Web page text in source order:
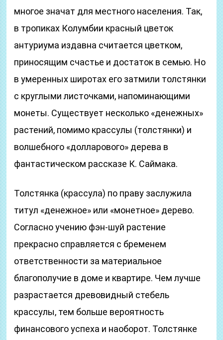
многое значат для местного населения. Так,
в тропиках Колумбии красный цветок
антуриума издавна считается цветком,
приносящим счастье и достаток в семью. Но
в умеренных широтах его затмили толстянки
с круглыми листочками, напоминающими
монеты. Существует несколько «денежных»
растений, помимо крассулы (толстянки) и
волшебного «долларового» дерева в
фантастическом рассказе К. Саймака.
Толстянка (крассула) по праву заслужила
титул «денежное» или «монетное» дерево.
Согласно учению фэн-шуй растение
прекрасно справляется с бременем
ответственности за материальное
благополучие в доме и квартире. Чем лучше
разрастается древовидный стебель
крассулы, тем больше вероятность
финансового успеха и наоборот. Толстянке